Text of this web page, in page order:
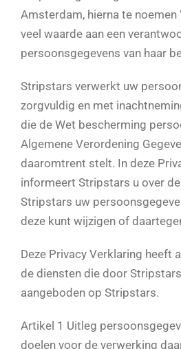
Amsterdam, hierna te noemen
veel waarde aan een
persoonsgegevens van haar
Stripstars verwerkt uw
zorgvuldig en met
die de Wet bescherming
Algemene Verordening
daaromtrent stelt. In deze
informeert Stripstars u over
Stripstars uw
deze kunt wijzigen of
Deze Privacy Verklaring heeft
de diensten die door
aangeboden op Stripstars.
Artikel 1 Uitleg
doelen voor de verwerking